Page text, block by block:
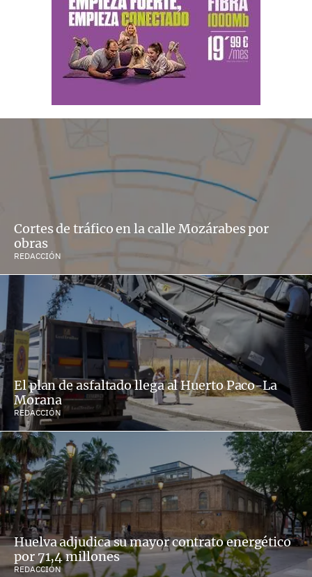
Cortes de tráfico en la calle Mozárabes por
obras
REDACCIÓN
El plan de asfaltado llega al Huerto Paco-La
Morana
REDACCIÓN
Huelva adjudica su mayor contrato energético
por 71,4 millones
REDACCIÓN